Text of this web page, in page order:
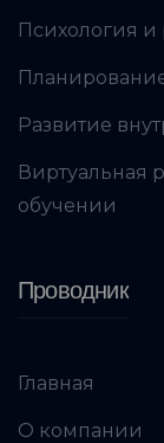
Психология
Развитие
Виртуальная
обучении
Проводник
Главная
О компании